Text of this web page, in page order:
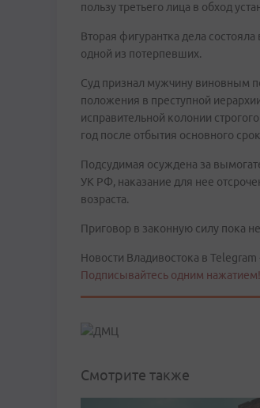
пользу третьего лица в обход
Вторая фигурантка дела
одной из потерпевших.
Суд признал мужчину виновным
положения в преступной
исправительной колонии
год после отбытия основного
Подсудимая осуждена за
УК РФ, наказание для нее
возраста.
Приговор в законную силу пока
Новости Владивостока в Telegram
Подписывайтесь одним нажатием!
Смотрите также